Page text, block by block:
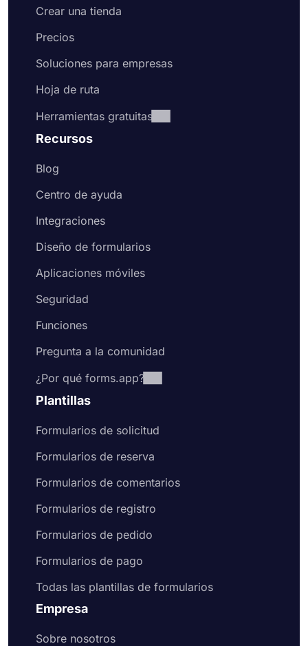
Crear una tienda
Precios
Soluciones para empresas
Hoja de ruta
Herramientas gratuitas
Recursos
Blog
Centro de ayuda
Integraciones
Diseño de formularios
Aplicaciones móviles
Seguridad
Funciones
Pregunta a la comunidad
¿Por qué forms.app?
Plantillas
Formularios de solicitud
Formularios de reserva
Formularios de comentarios
Formularios de registro
Formularios de pedido
Formularios de pago
Todas las plantillas de formularios
Empresa
Sobre nosotros